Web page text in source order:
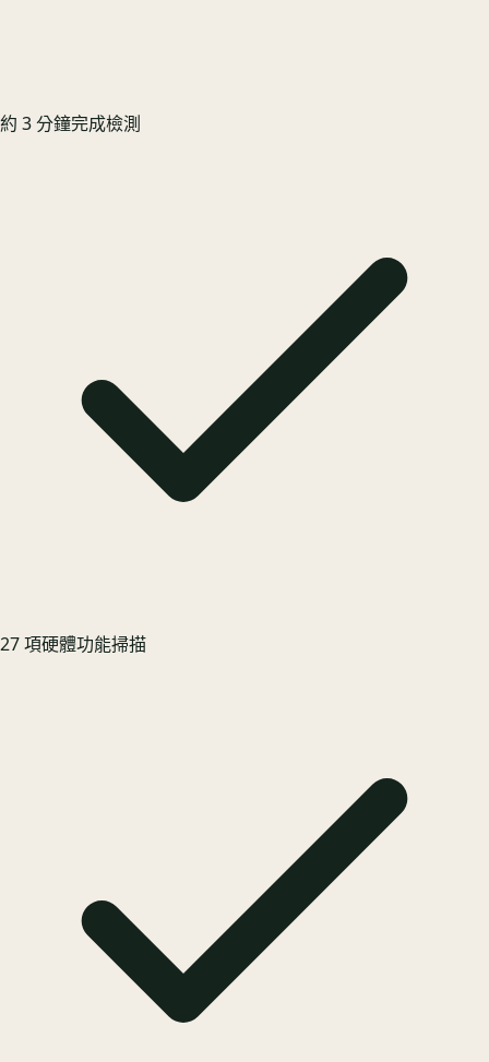
約 3 分鐘完成檢測
27 項硬體功能掃描